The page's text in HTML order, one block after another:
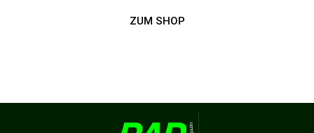
ZUM SHOP